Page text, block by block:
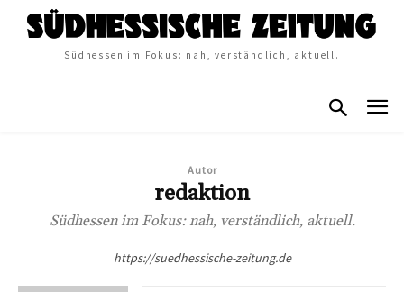
Südhessen im Fokus: nah, verständlich, aktuell.
Autor
redaktion
Südhessen im Fokus: nah, verständlich, aktuell.
https://suedhessische-zeitung.de